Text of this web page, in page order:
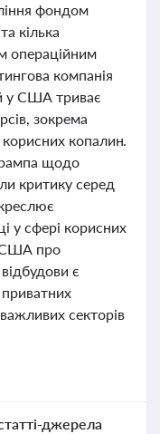
фондом
кілька
операційним
компанія
у США триває
зокрема
корисних копалин.
щодо
критику серед
у сфері корисних
США про
є
секторів
джерела